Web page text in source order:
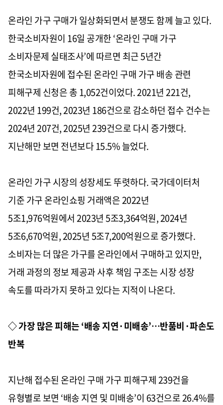
온라인 가구 구매가 일상화되면서 분쟁도 함께 늘고 있다.
한국소비자원이 16일 공개한 ‘온라인 구매 가구
소비자문제 실태조사’에 따르면 최근 5년간
한국소비자원에 접수된 온라인 구매 가구 배송 관련
피해구제 신청은 총 1,052건이었다. 2021년 221건,
2022년 199건, 2023년 186건으로 감소하던 접수 건수는
2024년 207건, 2025년 239건으로 다시 증가했다.
지난해만 보면 전년보다 15.5% 늘었다.
온라인 가구 시장의 성장세도 뚜렷하다. 국가데이터처
기준 가구 온라인쇼핑 거래액은 2022년
5조1,976억원에서 2023년 5조3,364억원, 2024년
5조6,670억원, 2025년 5조7,200억원으로 증가했다.
소비자는 더 많은 가구를 온라인에서 구매하고 있지만,
거래 과정의 정보 제공과 사후 책임 구조는 시장 성장
속도를 따라가지 못하고 있다는 지적이 나온다.
◇ 가장 많은 피해는 ‘배송 지연·미배송’…반품비·파손도
반복
지난해 접수된 온라인 구매 가구 피해구제 239건을
유형별로 보면 ‘배송 지연 및 미배송’이 63건으로 26.4%를